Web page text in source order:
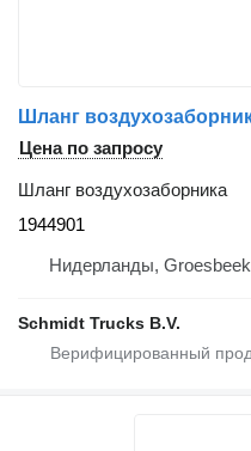
Цена по запросу
Шланг воздухозаборника
1944901
Нидерланды, Groesbeek
Schmidt Trucks B.V.